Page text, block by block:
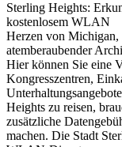
Sterling Heights:
kostenlosem WLAN
Herzen von Michigan,
atemberaubender
Hier können Sie eine
Kongresszentren,
Heights zu reisen,
zusätzliche
machen. Die Stadt